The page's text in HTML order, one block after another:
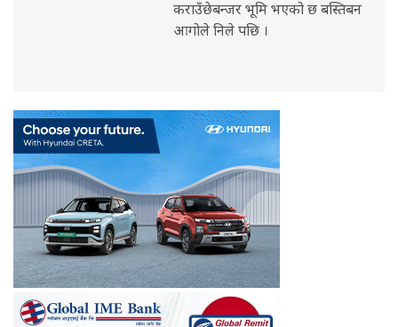
कराउँछेबन्जर भूमि भएको छ बस्तिबन
आगोले निले पछि ।